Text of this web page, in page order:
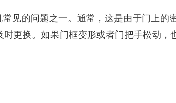
见的问题之一。通常，这是由于门上的
更换。如果门框变形或者门把手松动，